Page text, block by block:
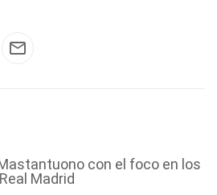
con el foco en los
Madrid